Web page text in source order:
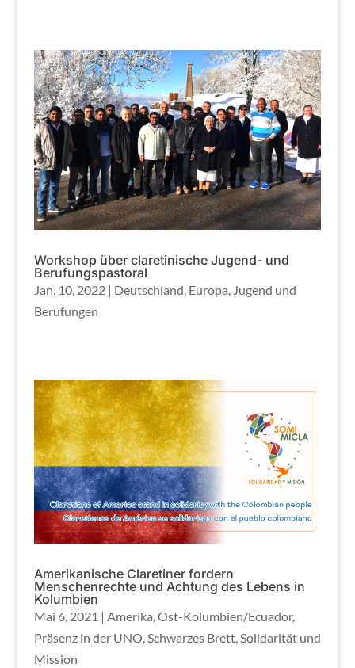
Workshop über claretinische Jugend- und
Berufungspastoral
Jan. 10, 2022| Deutschland, Europa, Jugend und
Berufungen
Amerikanische Claretiner fordern
Menschenrechte und Achtung des Lebens in
Kolumbien
Mai 6, 2021 | Amerika,Ost-Kolumbien/Ecuador,
Präsenz in der UNO,Schwarzes Brett,Solidarität und
Mission